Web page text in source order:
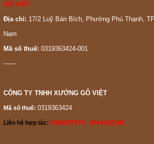
GỖ VIỆT
Địa chỉ: 17/2 Luỹ Bán Bích, Phường Phú Thạnh,
Nam
Mã số thuế: 0319363424-001
------
CÔNG TY TNHH XƯỞNG GỖ VIỆT
Mã số thuế: 0319363424
Liên hệ hợp tác: 0988887878 - 0944442288